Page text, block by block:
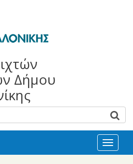
Δήμου
Toggle